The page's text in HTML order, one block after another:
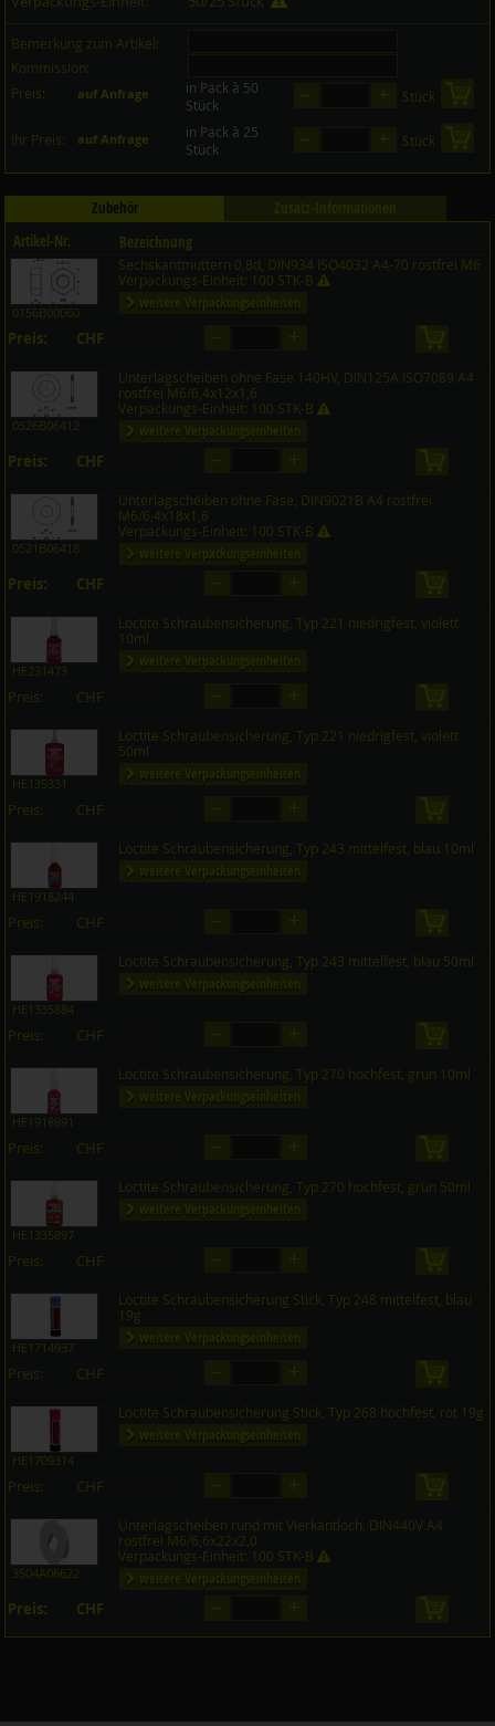
Bemerkung zum Artikel:
Kommission:
Preis:
auf Anfrage
in Pack à 50
Stück
Stück
Ihr Preis: auf Anfrage
in Pack à 25
Stück
Stück
Zubehör
Artikel-Nr.
Bezeichnung
Preis CHF
Menge
0156B00060
Sechskantmuttern 0,8d, DIN934 ISO4032 A4-70 rostfrei M6
Verpackungs-Einheit: 100 STK-B
weitere Verpackungseinheiten
Preis: CHF
0526B06412
Unterlagscheiben ohne Fase 140HV, DIN125A ISO7089 A4
rostfrei M6/6,4x12x1,6
Verpackungs-Einheit: 100 STK-B
weitere Verpackungseinheiten
Preis: CHF
0521B06418
Unterlagscheiben ohne Fase, DIN9021B A4 rostfrei
M6/6,4x18x1,6
Verpackungs-Einheit: 100 STK-B
weitere Verpackungseinheiten
Preis: CHF
HE231473
Loctite Schraubensicherung, Typ 221 niedrigfest, violett
10ml
weitere Verpackungseinheiten
Preis: CHF
HE135331
Loctite Schraubensicherung, Typ 221 niedrigfest, violett
50ml
weitere Verpackungseinheiten
Preis: CHF
HE1918244
Loctite Schraubensicherung, Typ 243 mittelfest, blau 10ml
weitere Verpackungseinheiten
Preis: CHF
HE1335884
Loctite Schraubensicherung, Typ 243 mittelfest, blau 50ml
weitere Verpackungseinheiten
Preis: CHF
HE1918991
Loctite Schraubensicherung, Typ 270 hochfest, grün 10ml
weitere Verpackungseinheiten
Preis: CHF
HE1335897
Loctite Schraubensicherung, Typ 270 hochfest, grün 50ml
weitere Verpackungseinheiten
Preis: CHF
HE1714937
Loctite Schraubensicherung Stick, Typ 248 mittelfest, blau
19g
weitere Verpackungseinheiten
Preis: CHF
HE1709314
Loctite Schraubensicherung Stick, Typ 268 hochfest, rot 19g
weitere Verpackungseinheiten
Preis: CHF
3504A06622
Unterlagscheiben rund mit Vierkantloch, DIN440V A4
rostfrei M6/6,6x22x2,0
Verpackungs-Einheit: 100 STK-B
weitere Verpackungseinheiten
Preis: CHF